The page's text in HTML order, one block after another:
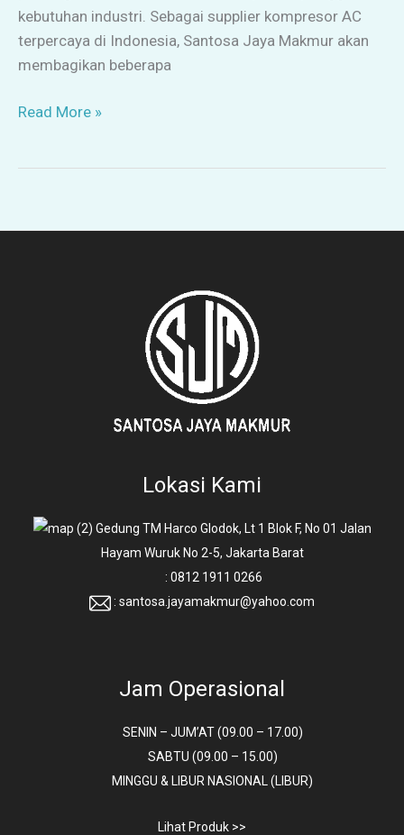
kebutuhan industri. Sebagai supplier kompresor AC
terpercaya di Indonesia, Santosa Jaya Makmur akan
membagikan beberapa
Read More »
Lokasi Kami
Gedung TM Harco Glodok, Lt 1 Blok F, No 01 Jalan
Hayam Wuruk No 2-5, Jakarta Barat
: 0812 1911 0266
: santosa.jayamakmur@yahoo.com
Jam Operasional
SENIN – JUM’AT (09.00 – 17.00)
SABTU (09.00 – 15.00)
MINGGU & LIBUR NASIONAL (LIBUR)
Lihat Produk >>